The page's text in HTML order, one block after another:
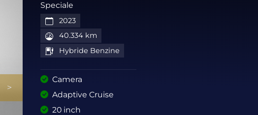
Speciale
2023
40.334 km
Hybride Benzine
Camera
Adaptive Cruise
20 inch